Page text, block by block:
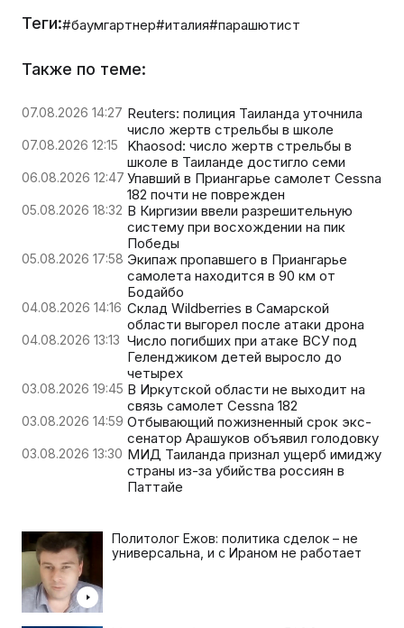
Теги:#баумгартнер#италия#парашютист
Также по теме:
07.08.2026 14:27 Reuters: полиция Таиланда уточнила
число жертв стрельбы в школе
07.08.2026 12:15
Khaosod: число жертв стрельбы в
школе в Таиланде достигло семи
06.08.2026 12:47 Упавший в Приангарье самолет Cessna
182 почти не поврежден
05.08.2026 18:32 В Киргизии ввели разрешительную
систему при восхождении на пик
Победы
05.08.2026 17:58 Экипаж пропавшего в Приангарье
самолета находится в 90 км от
Бодайбо
04.08.2026 14:16 Склад Wildberries в Самарской
области выгорел после атаки дрона
04.08.2026 13:13 Число погибших при атаке ВСУ под
Геленджиком детей выросло до
четырех
03.08.2026 19:45 В Иркутской области не выходит на
связь самолет Cessna 182
03.08.2026 14:59 Отбывающий пожизненный срок экс-
сенатор Арашуков объявил голодовку
03.08.2026 13:30 МИД Таиланда признал ущерб имиджу
страны из-за убийства россиян в
Паттайе
Политолог Ежов: политика сделок – не
универсальна, и с Ираном не работает